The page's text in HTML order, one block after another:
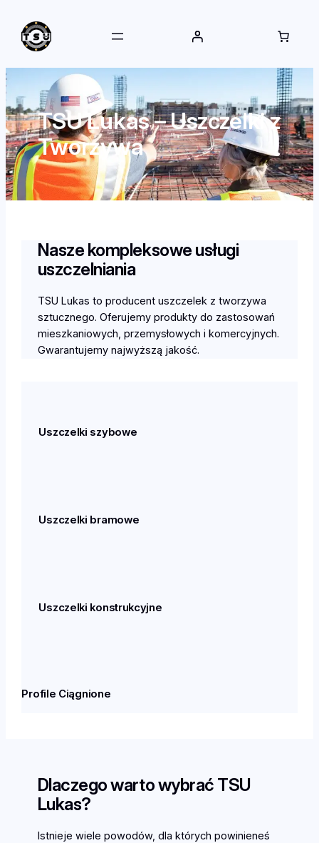
treści
TSU Lukas – Uszczelki z
Tworzywa
Nasze kompleksowe usługi
uszczelniania
TSU Lukas to producent uszczelek z tworzywa
sztucznego. Oferujemy produkty do zastosowań
mieszkaniowych, przemysłowych i komercyjnych.
Gwarantujemy najwyższą jakość.
Uszczelki szybowe
Uszczelki bramowe
Uszczelki konstrukcyjne
Profile Ciągnione
Dlaczego warto wybrać TSU
Lukas?
Istnieje wiele powodów, dla których powinieneś